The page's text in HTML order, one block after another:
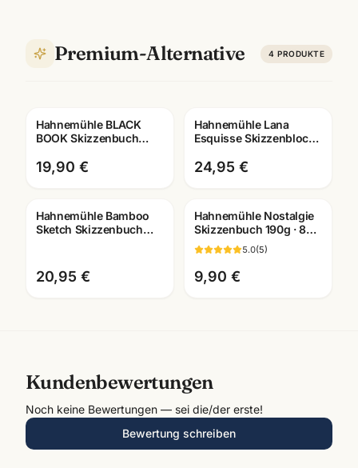
Premium-Alternative 4 PRODUKTE
Hahnemühle BLACK
BOOK Skizzenbuch
Zeichenpapier ·
Künstlerbedarf Ma
19,90 €
Hahnemühle Lana
Esquisse Skizzenblock
Künstlerbedarf
Mannheim
24,95 €
Hahnemühle Bamboo
Sketch Skizzenbuch
20,95 €
Hahnemühle Nostalgie
Skizzenbuch 190g · 80
Seiten · A3/A4/A5 ·
Künstlerbedarf
Mannheim
5.0(5)
9,90 €
Kundenbewertungen
Noch keine Bewertungen — sei die/der erste!
Bewertung schreiben